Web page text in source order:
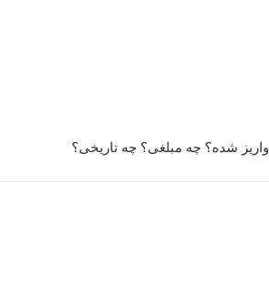
شده؟ چه مبلغی؟ چه تاریخی؟